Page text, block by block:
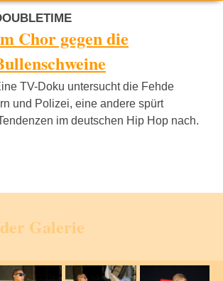
Chor gegen die
TV-Doku untersucht die Fehde
und Polizei, eine andere spürt
im deutschen Hip Hop nach.
Galerie